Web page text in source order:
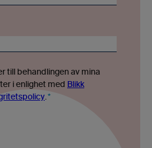
till behandlingen av mina
i enlighet med Blikk
*